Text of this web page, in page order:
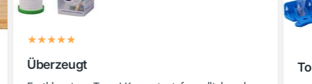
Überzeugt